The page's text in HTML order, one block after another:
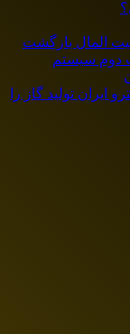
دوم سیستم
ایران تولید گاز را